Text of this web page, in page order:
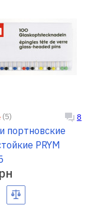
(5) 8
портновские
PRYM